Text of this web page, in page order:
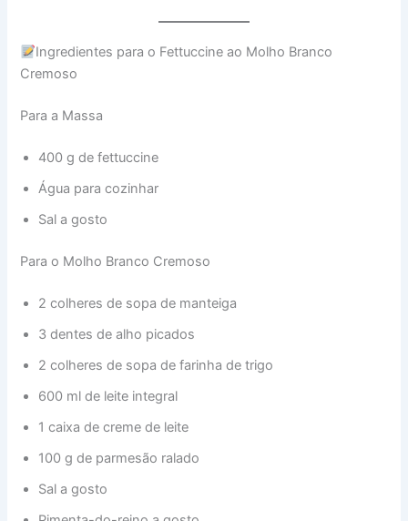
Ingredientes para o Fettuccine ao Molho Branco
Cremoso
Para a Massa
400 g de fettuccine
Água para cozinhar
Sal a gosto
Para o Molho Branco Cremoso
2 colheres de sopa de manteiga
3 dentes de alho picados
2 colheres de sopa de farinha de trigo
600 ml de leite integral
1 caixa de creme de leite
100 g de parmesão ralado
Sal a gosto